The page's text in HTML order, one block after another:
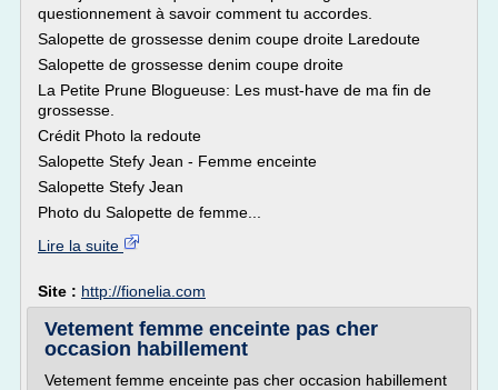
questionnement à savoir comment tu accordes.
Salopette de grossesse denim coupe droite Laredoute
Salopette de grossesse denim coupe droite
La Petite Prune Blogueuse: Les must-have de ma fin de
grossesse.
Crédit Photo la redoute
Salopette Stefy Jean - Femme enceinte
Salopette Stefy Jean
Photo du Salopette de femme...
Lire la suite
Site : http://fionelia.com
Vetement femme enceinte pas cher
occasion habillement
Vetement femme enceinte pas cher occasion habillement